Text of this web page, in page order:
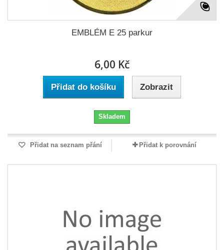
EMBLÉM E 25 parkur
6,00 Kč
Přidat do košíku Zobrazit
Skladem
Přidat na seznam přání Přidat k porovnání